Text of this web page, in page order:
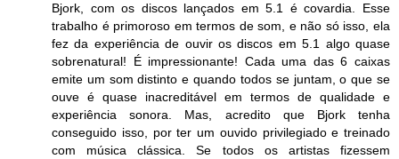
Bjork, com os discos lançados em 5.1 é covardia. Esse
trabalho é primoroso em termos de som, e não só isso, ela
fez da experiência de ouvir os discos em 5.1 algo quase
sobrenatural! É impressionante! Cada uma das 6 caixas
emite um som distinto e quando todos se juntam, o que se
ouve é quase inacreditável em termos de qualidade e
experiência sonora. Mas, acredito que Bjork tenha
conseguido isso, por ter um ouvido privilegiado e treinado
com música clássica. Se todos os artistas fizessem